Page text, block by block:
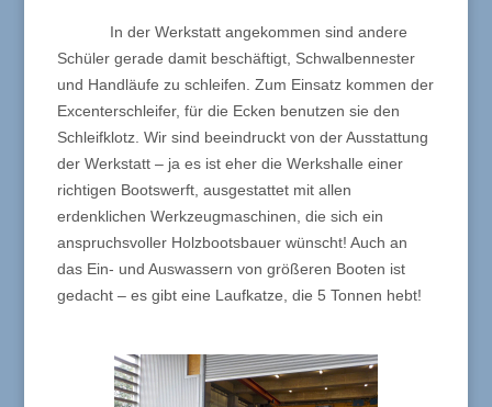
In der Werkstatt angekommen sind andere
Schüler gerade damit beschäftigt, Schwalbennester
und Handläufe zu schleifen. Zum Einsatz kommen der
Excenterschleifer, für die Ecken benutzen sie den
Schleifklotz. Wir sind beeindruckt von der Ausstattung
der Werkstatt – ja es ist eher die Werkshalle einer
richtigen Bootswerft, ausgestattet mit allen
erdenklichen Werkzeugmaschinen, die sich ein
anspruchsvoller Holzbootsbauer wünscht! Auch an
das Ein- und Auswassern von größeren Booten ist
gedacht – es gibt eine Laufkatze, die 5 Tonnen hebt!